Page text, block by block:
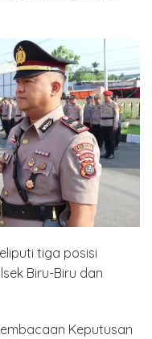
tiga posisi
Biru-Biru dan
Keputusan